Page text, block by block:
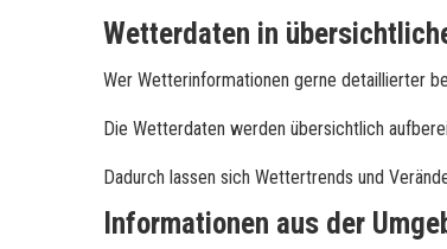
Wetterdaten in
Wer Wetterinformationen gerne detaillierter
Die Wetterdaten werden übersichtlich
Dadurch lassen sich Wettertrends und
Informationen aus der